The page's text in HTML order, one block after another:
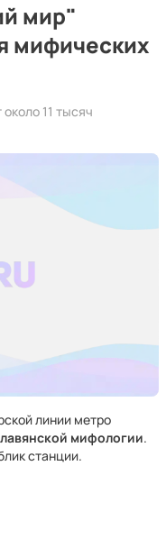
мир"
мифических
11 тысяч
линии метро
мифологии.
станции.